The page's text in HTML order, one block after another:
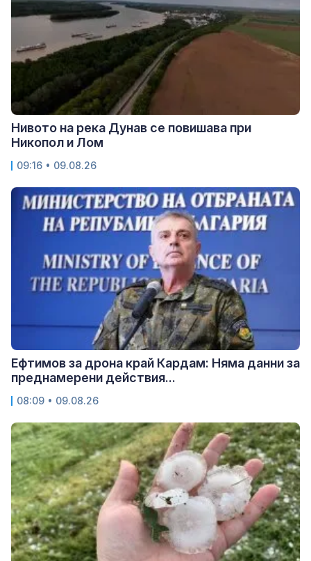
Нивото на река Дунав се повишава при
Никопол и Лом
09:16 • 09.08.26
Ефтимов за дрона край Кардам: Няма данни за
преднамерени действия...
08:09 • 09.08.26